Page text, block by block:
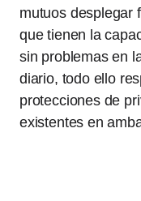
mutuos desplegar
que tienen la
sin problemas en
diario, todo ello
protecciones de
existentes en